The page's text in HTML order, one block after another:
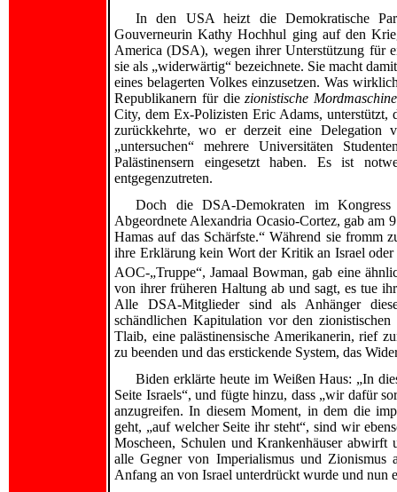
In den USA heizt die Demokratische
Gouverneurin Kathy Hochhul ging auf den
America (DSA), wegen ihrer Unterstützung für
sie als „widerwärtig“ bezeichnete. Sie macht
eines belagerten Volkes einzusetzen. Was
Republikanern für diezionistische Mordmaschine
City, dem Ex-Polizisten Eric Adams, unterstützt,
zurückkehrte, wo er derzeit eine Delegation
„untersuchen“ mehrere Universitäten
Palästinensern eingesetzt haben. Es ist
entgegenzutreten.
Doch die DSA-Demokraten im
Abgeordnete Alexandria Ocasio-Cortez, gab
Hamas auf das Schärfste.“ Während sie fromm
ihre Erklärung kein Wort der Kritik an Israel
AOC-„Truppe“, Jamaal Bowman, gab eine
von ihrer früheren Haltung ab und sagt, es tue
Alle DSA-Mitglieder sind als Anhänger
schändlichen Kapitulation vor den
Tlaib, eine palästinensische Amerikanerin, rief
zu beenden und das erstickende System, das
Biden erklärte heute im Weißen Haus: „In
Seite Israels“, und fügte hinzu, dass „wir dafür
anzugreifen. In diesem Moment, in dem die
geht, „auf welcher Seite ihr steht“, sind wir
Moscheen, Schulen und Krankenhäuser abwirft
alle Gegner von Imperialismus und Zionismus
Anfang an von Israel unterdrückt wurde und nun